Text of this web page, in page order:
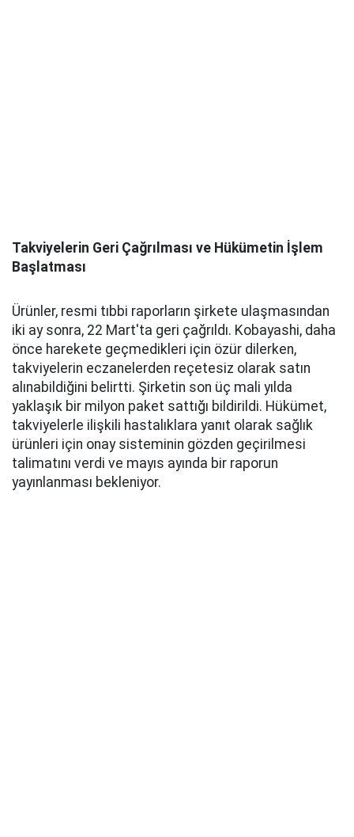
Takviyelerin Geri Çağrılması ve Hükümetin İşlem
Başlatması
Ürünler, resmi tıbbi raporların şirkete ulaşmasından
iki ay sonra, 22 Mart'ta geri çağrıldı. Kobayashi, daha
önce harekete geçmedikleri için özür dilerken,
takviyelerin eczanelerden reçetesiz olarak satın
alınabildiğini belirtti. Şirketin son üç mali yılda
yaklaşık bir milyon paket sattığı bildirildi. Hükümet,
takviyelerle ilişkili hastalıklara yanıt olarak sağlık
ürünleri için onay sisteminin gözden geçirilmesi
talimatını verdi ve mayıs ayında bir raporun
yayınlanması bekleniyor.